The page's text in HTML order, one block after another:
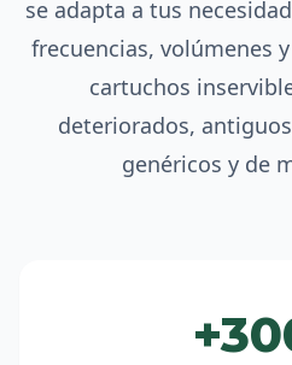
se adapta a tus
frecuencias, volúmenes
cartuchos
deteriorados,
genéricos y de